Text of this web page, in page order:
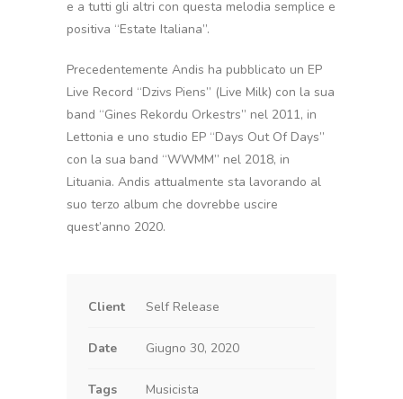
e a tutti gli altri con questa melodia semplice e
positiva “Estate Italiana”.
Precedentemente Andis ha pubblicato un EP
Live Record “Dzivs Piens” (Live Milk) con la sua
band “Gines Rekordu Orkestrs” nel 2011, in
Lettonia e uno studio EP “Days Out Of Days”
con la sua band “WWMM” nel 2018, in
Lituania. Andis attualmente sta lavorando al
suo terzo album che dovrebbe uscire
quest’anno 2020.
Client Self Release
Date Giugno 30, 2020
Tags Musicista